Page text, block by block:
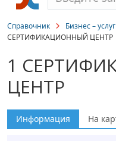
Справочник Бизнес –
СЕРТИФИКАЦИОННЫЙ ЦЕНТР
1
ЦЕНТР
Информация На